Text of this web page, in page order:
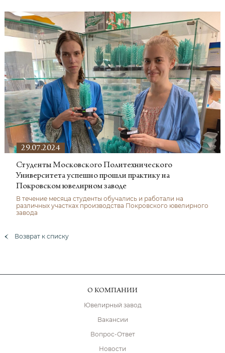
29.07.2024
Студенты Московского Политехнического
Университета успешно прошли практику на
Покровском ювелирном заводе
В течение месяца студенты обучались и работали на
различных участках производства Покровского ювелирного
завода
Возврат к списку
О КОМПАНИИ
Ювелирный завод
Вакансии
Вопрос-Ответ
Новости